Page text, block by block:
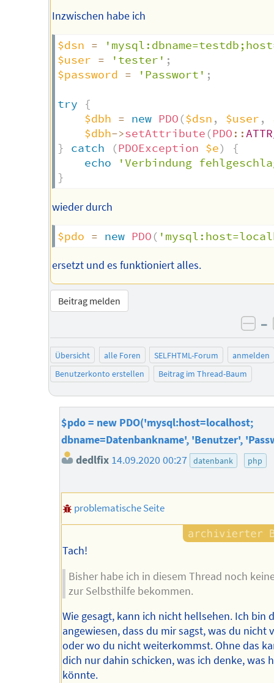
Inzwischen habe ich
$dsn =
$user = 'tester' ;
$password = 'Passwort' ;
try
{
$dbh = new PDO ($dsn , $user ,
$dbh->setAttribute (PDO ::
}
catch (PDOException $e)
{
echo
'Verbindung
}
wieder durch
$pdo = new PDO (
ersetzt und es funktioniert alles.
Beitrag melden
–
Übersicht alle Foren SELFHTML-Forum
anmelden
Benutzerkonto erstellen
Beitrag im Thread-Baum
$pdo = new PDO('mysql:host=localhost;
dbname=Datenbankname', 'Benutzer',
dedlfix 14.09.2020 00:27 datenbank php
problematische Seite
Tach!
Bisher habe ich in diesem Thread noch
zur Selbsthilfe bekommen.
Wie gesagt, kann ich nicht hellsehen. Ich bin
angewiesen, dass du mir sagst, was du nicht
oder wo du nicht weiterkommst. Ohne das
dich nur dahin schicken, was ich denke, was
könnte.